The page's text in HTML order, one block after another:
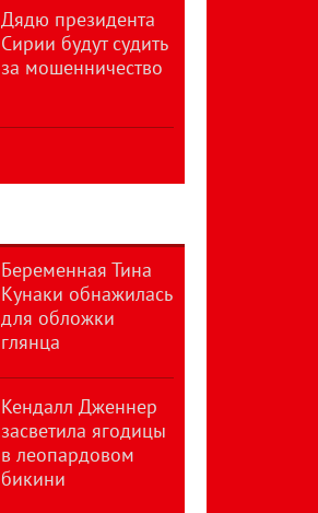
Дядю президента
Сирии будут судить
за мошенничество
Беременная Тина
Кунаки обнажилась
для обложки
глянца
Кендалл Дженнер
засветила ягодицы
в леопардовом
бикини